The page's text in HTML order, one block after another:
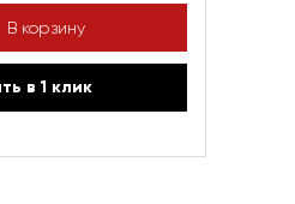
В корзину
в 1 клик